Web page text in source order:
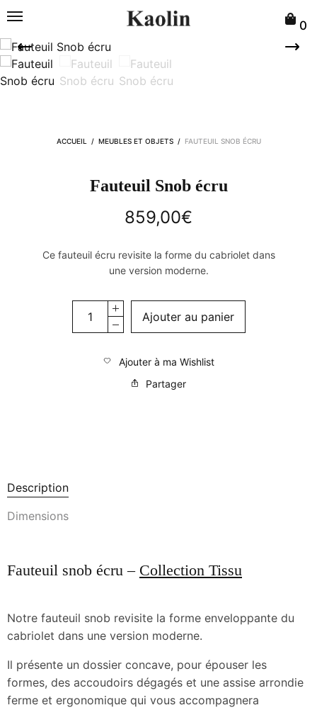
0
ACCUEIL / MEUBLES ET OBJETS / FAUTEUIL SNOB ÉCRU
Fauteuil Snob écru
859,00€
Ce fauteuil écru revisite la forme du cabriolet dans
une version moderne.
Ajouter au panier
Ajouter à ma Wishlist
Partager
Description
Dimensions
Fauteuil snob écru – Collection Tissu
Notre fauteuil snob revisite la forme enveloppante du
cabriolet dans une version moderne.
Il présente un dossier concave, pour épouser les
formes, des accoudoirs dégagés et une assise arrondie
ferme et ergonomique qui vous accompagnera